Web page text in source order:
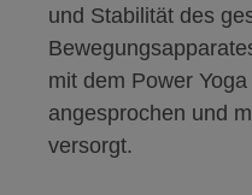
und Stabilität des
mit dem Power
angesprochen und
versorgt.